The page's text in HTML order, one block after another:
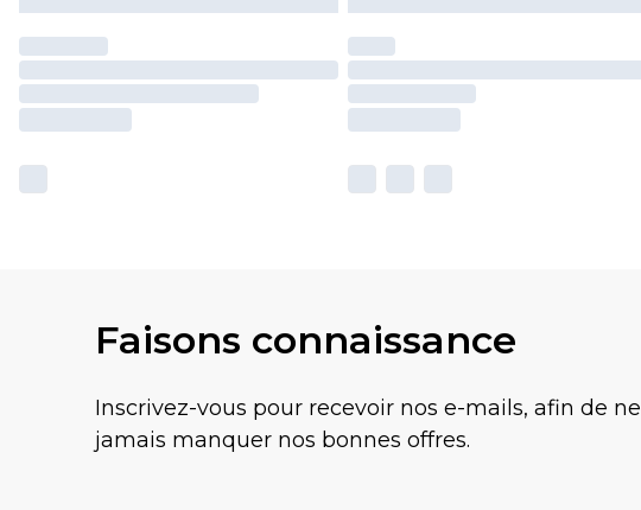
Faisons connaissance
Inscrivez-vous pour recevoir nos e-mails, afin de ne
jamais manquer nos bonnes offres.